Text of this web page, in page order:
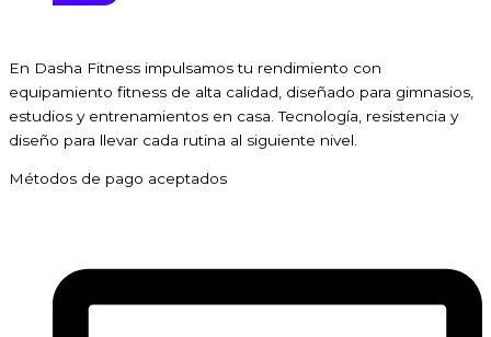
En Dasha Fitness impulsamos tu rendimiento con
equipamiento fitness de alta calidad, diseñado para gimnasios,
estudios y entrenamientos en casa. Tecnología, resistencia y
diseño para llevar cada rutina al siguiente nivel.
Métodos de pago aceptados